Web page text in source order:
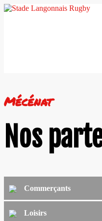
Mécénat
Nos
Commerçants
Loisirs